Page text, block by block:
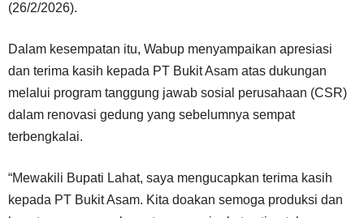
(26/2/2026).
Dalam kesempatan itu, Wabup menyampaikan apresiasi
dan terima kasih kepada PT Bukit Asam atas dukungan
melalui program tanggung jawab sosial perusahaan (CSR)
dalam renovasi gedung yang sebelumnya sempat
terbengkalai.
“Mewakili Bupati Lahat, saya mengucapkan terima kasih
kepada PT Bukit Asam. Kita doakan semoga produksi dan